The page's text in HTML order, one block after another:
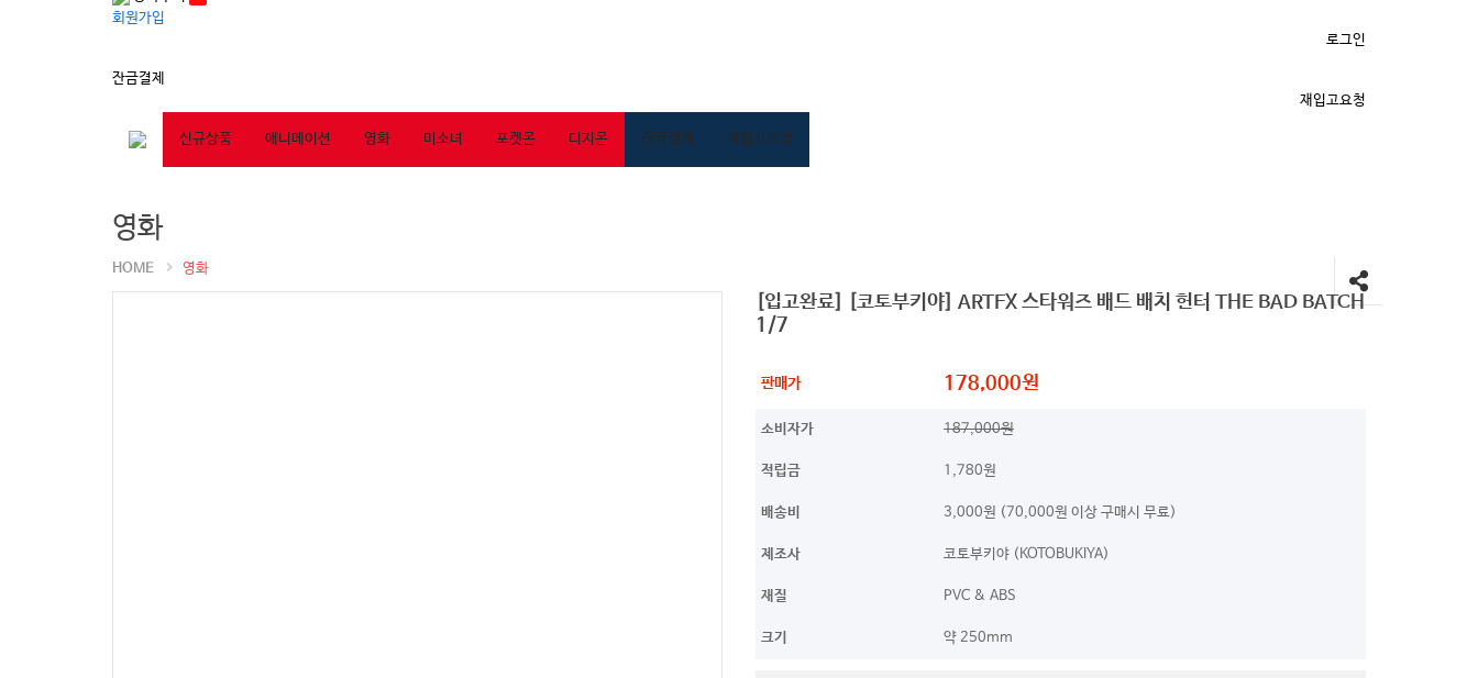
회원가입
로그인
잔금결제
재입고요청
신규상품 애니메이션 영화 미소녀 포켓몬 디지몬 잔금결제 재입고요청
영화
HOME 영화
[입고완료] [코토부키야] ARTFX 스타워즈 배드 배치 헌터 THE BAD BATCH
1/7
판매가 178,000원
소비자가 187,000원
적립금 1,780원
배송비 3,000원 (70,000원 이상 구매시 무료)
제조사 코토부키야 (KOTOBUKIYA)
재질 PVC & ABS
크기 약 250mm